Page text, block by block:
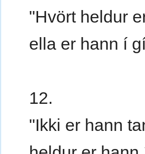
"Hvört heldur
ella er hann í
12.
"Ikki er hann